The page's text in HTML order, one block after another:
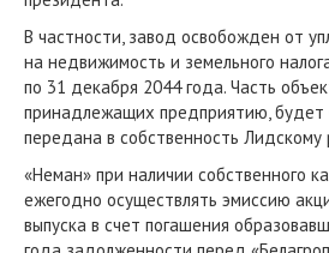
В частности, завод освобожден от
на недвижимость и земельного
по 31 декабря 2044 года. Часть
принадлежащих предприятию, будет
передана в собственность Лидскому
«Неман» при наличии собственного
ежегодно осуществлять эмиссию
выпуска в счет погашения